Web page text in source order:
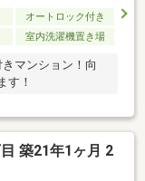
オートロック付き
室内洗濯機置き場
マンション！向
す！
築21年1ヶ月 2